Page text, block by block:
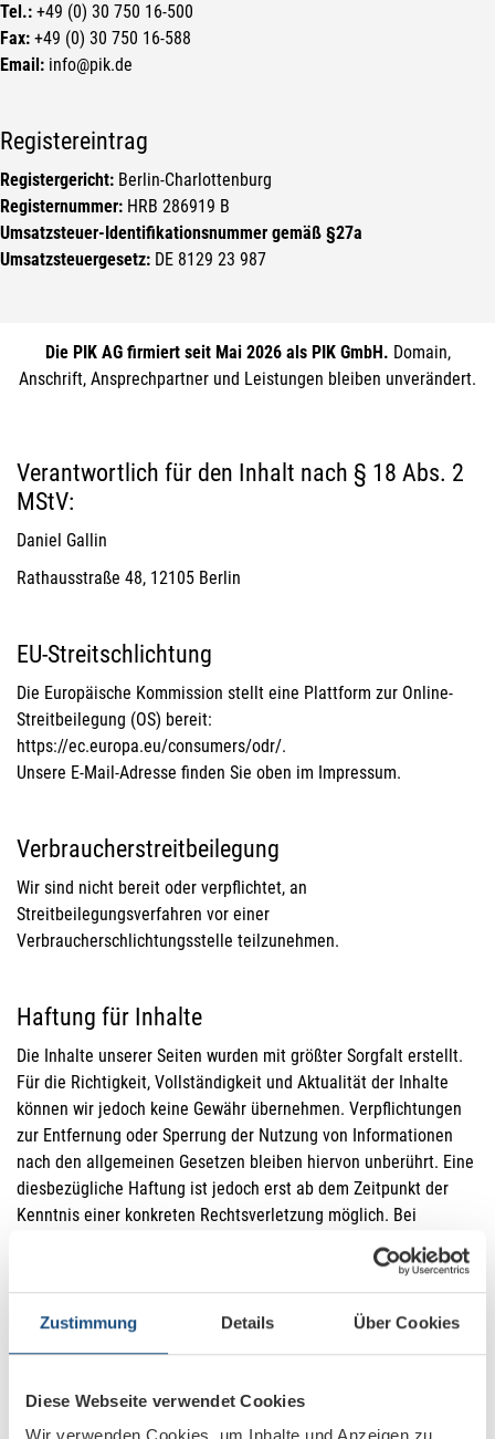
Zustimmung Details Über Cookies
Diese Webseite verwendet Cookies
Tel.: +49 (0) 30 750 16-500
Fax: +49 (0) 30 750 16-588
Email: info@pik.de
Registereintrag
Registergericht: Berlin-Charlottenburg
Registernummer: HRB 286919 B
Umsatzsteuer-Identifikationsnummer gemäß §27a
Umsatzsteuergesetz: DE 8129 23 987
Die PIK AG firmiert seit Mai 2026 als PIK GmbH. Domain,
Anschrift, Ansprechpartner und Leistungen bleiben unverändert.
Verantwortlich für den Inhalt nach § 18 Abs. 2
MStV:
Daniel Gallin
Rathausstraße 48, 12105 Berlin
EU-Streitschlichtung
Die Europäische Kommission stellt eine Plattform zur Online-
Streitbeilegung (OS) bereit:
https://ec.europa.eu/consumers/odr/.
Unsere E-Mail-Adresse finden Sie oben im Impressum.
Verbraucher­streit­beilegung
Wir sind nicht bereit oder verpflichtet, an
Streitbeilegungsverfahren vor einer
Verbraucherschlichtungsstelle teilzunehmen.
Haftung für Inhalte
Die Inhalte unserer Seiten wurden mit größter Sorgfalt erstellt.
Für die Richtigkeit, Vollständigkeit und Aktualität der Inhalte
können wir jedoch keine Gewähr übernehmen. Verpflichtungen
zur Entfernung oder Sperrung der Nutzung von Informationen
nach den allgemeinen Gesetzen bleiben hiervon unberührt. Eine
diesbezügliche Haftung ist jedoch erst ab dem Zeitpunkt der
Kenntnis einer konkreten Rechtsverletzung möglich. Bei
Bekanntwerden von entsprechenden Rechtsverletzungen werden
deren Inhalte wir keinen Einfluss haben. Deshalb können wir für